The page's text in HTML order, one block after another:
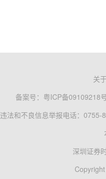
关
备案号： 粤ICP备09109218
违法和不良信息举报电话：0755-
深圳证券